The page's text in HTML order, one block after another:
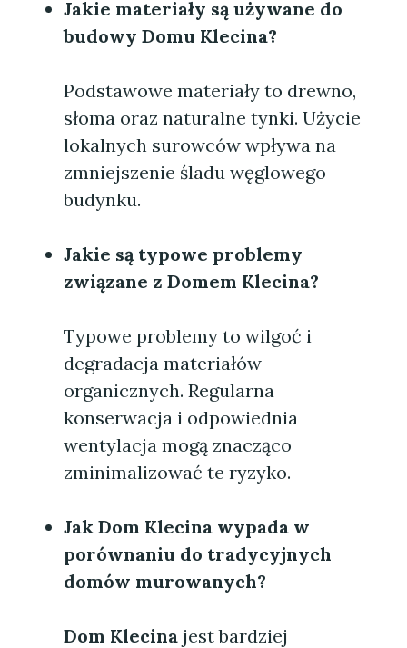
Jakie materiały są używane do
budowy Domu Klecina?
Podstawowe materiały to drewno,
słoma oraz naturalne tynki. Użycie
lokalnych surowców wpływa na
zmniejszenie śladu węglowego
budynku.
Jakie są typowe problemy
związane z Domem Klecina?
Typowe problemy to wilgoć i
degradacja materiałów
organicznych. Regularna
konserwacja i odpowiednia
wentylacja mogą znacząco
zminimalizować te ryzyko.
Jak Dom Klecina wypada w
porównaniu do tradycyjnych
domów murowanych?
Dom Klecina jest bardziej